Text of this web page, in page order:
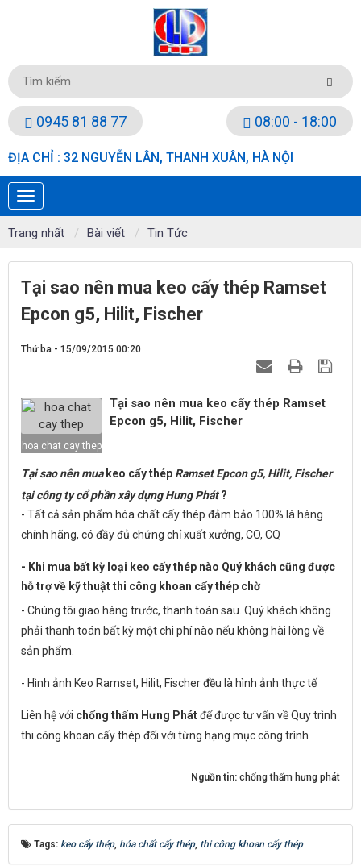
0945 81 88 77 08:00 - 18:00
ĐỊA CHỈ : 32 NGUYỄN LÂN, THANH XUÂN, HÀ NỘI
Trang nhất Bài viết Tin Tức
Tại sao nên mua keo cấy thép Ramset
Epcon g5, Hilit, Fischer
Thứ ba - 15/09/2015 00:20
hoa chat cay thep
Tại sao nên mua keo cấy thép Ramset
Epcon g5, Hilit, Fischer
Tại sao nên mua keo cấy thép Ramset Epcon g5, Hilit, Fischer
tại công ty cổ phần xây dựng Hưng Phát?
- Tất cả sản phẩm hóa chất cấy thép đảm bảo 100% là hàng
chính hãng, có đầy đủ chứng chỉ xuất xưởng, CO, CQ
- Khi mua bất kỳ loại keo cấy thép nào Quý khách cũng được
hỗ trợ về kỹ thuậtthi công khoan cấy thép chờ
- Chúng tôi giao hàng trước, thanh toán sau. Quý khách không
phải thanh toán bất kỳ một chi phí nào nếu không hài lòng về
sản phẩm.
- Hình ảnh Keo Ramset, Hilit, Fischer đều là hình ảnh thực tế
Liên hệ với chống thấm Hưng Phátđể được tư vấn về Quy trình
thi công khoan cấy thép đối với từng hạng mục công trình
Nguồn tin: chống thấm hưng phát
Tags: keo cấy thép, hóa chất cấy thép, thi công khoan cấy thép